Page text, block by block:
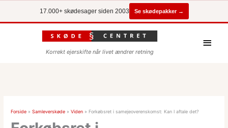
17.000+ skødesager siden 2003 Se skødepakker →
Korrekt ejerskifte når livet ændrer retning
Forside »Samleverskøde »Viden » Forkøbsret i samejeoverenskomst: Kan I aftale det?